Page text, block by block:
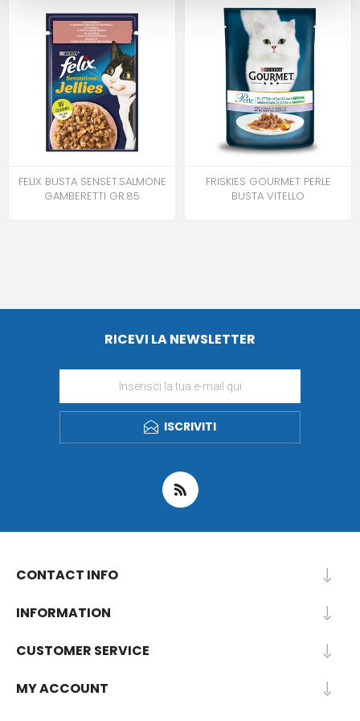
FELIX BUSTA SENSET.SALMONE
GAMBERETTI GR.85
FRISKIES GOURMET PERLE
BUSTA VITELLO
RICEVI LA NEWSLETTER
ISCRIVITI
CONTACT INFO
INFORMATION
CUSTOMER SERVICE
MY ACCOUNT